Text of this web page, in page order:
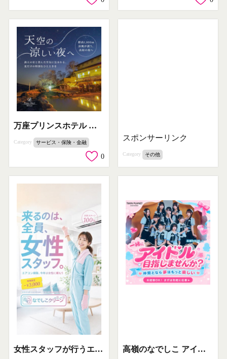
万座プリンスホテル 高原の夜の宿泊プラン
Category サービス・保険・金融
0
スポンサーリンク
Category その他
女性スタッフが行うエアコンクリーニング 高嶺のなでしこ アイドルオーディション募集